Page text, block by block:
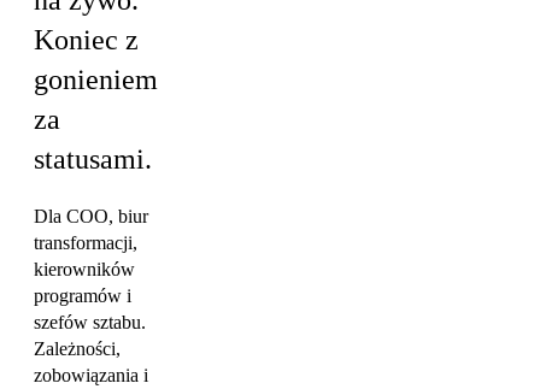
Koniec z
gonieniem
za
statusami.
Dla COO, biur
transformacji,
kierowników
programów i
szefów sztabu.
Zależności,
zobowiązania i